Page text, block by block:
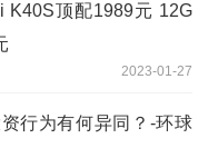
K40S顶配1989元 12G
2023-01-27
行为有何异同？-环球